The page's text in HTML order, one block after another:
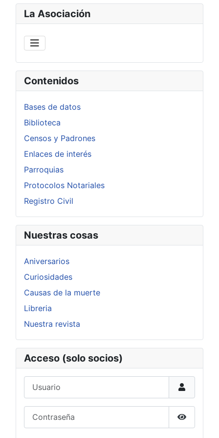
La Asociación
Contenidos
Bases de datos
Biblioteca
Censos y Padrones
Enlaces de interés
Parroquias
Protocolos Notariales
Registro Civil
Nuestras cosas
Aniversarios
Curiosidades
Causas de la muerte
Libreria
Nuestra revista
Acceso (solo socios)
Mostrar